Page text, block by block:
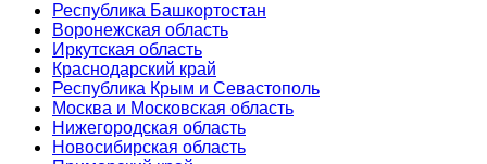
Республика Башкортостан
Воронежская область
Иркутская область
Краснодарский край
Республика Крым и Севастополь
Москва и Московская область
Нижегородская область
Новосибирская область